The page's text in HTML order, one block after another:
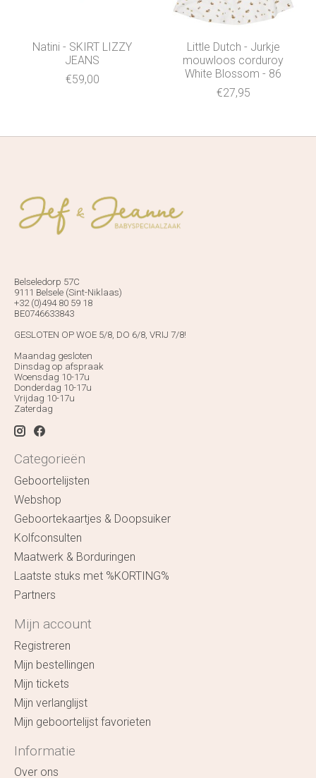
Natini - SKIRT LIZZY
JEANS
€59,00
Little Dutch - Jurkje
mouwloos corduroy
White Blossom - 86
€27,95
Belseledorp 57C
9111 Belsele (Sint-Niklaas)
+32 (0)494 80 59 18
BE0746633843
GESLOTEN OP WOE 5/8, DO 6/8, VRIJ 7/8!
Maandag gesloten
Dinsdag op afspraak
Woensdag 10-17u
Donderdag 10-17u
Vrijdag 10-17u
Zaterdag
Categorieën
Geboortelijsten
Webshop
Geboortekaartjes & Doopsuiker
Kolfconsulten
Maatwerk & Borduringen
Laatste stuks met %KORTING%
Partners
Mijn account
Registreren
Mijn bestellingen
Mijn tickets
Mijn verlanglijst
Mijn geboortelijst favorieten
Informatie
Over ons